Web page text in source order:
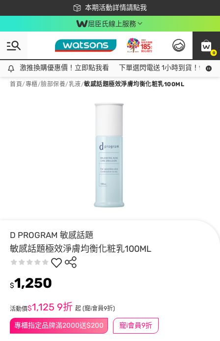
本期活動詳情請點我
下載app最高回饋$350
屈臣氏線上服務
0
激推換購優惠價！立即點我看
激推換購優惠價！立即點我看 下單選閃電送 1小時到貨！領神
首頁/專櫃/臉部保養/乳液/敏感話題極效淨膚均衡化粧乳100ML
D PROGRAM 敏感話題
敏感話題極效淨膚均衡化粧乳100ML
專櫃指定品牌滿2000送$200 寵i會員9折
$1,250
活動價$1,125 9折 起 (寵i會員9折)